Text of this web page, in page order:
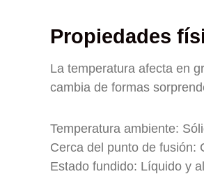
Propiedades
La temperatura afecta en
cambia de formas
Temperatura ambiente:
Cerca del punto de fusión:
Estado fundido: Líquido y